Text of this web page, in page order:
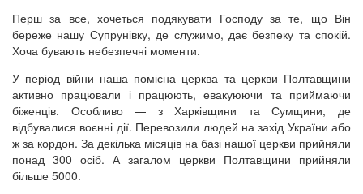
Перш за все, хочеться подякувати Господу за те, що Він
береже нашу Супрунівку, де служимо, дає безпеку та спокій.
Хоча бувають небезпечні моменти.
У період війни наша помісна церква та церкви Полтавщини
активно працювали і працюють, евакуюючи та приймаючи
біженців. Особливо — з Харківщини та Сумщини, де
відбувалися воєнні дії. Перевозили людей на захід України або
ж за кордон. За декілька місяців на базі нашої церкви прийняли
понад 300 осіб. А загалом церкви Полтавщини прийняли
більше 5000.